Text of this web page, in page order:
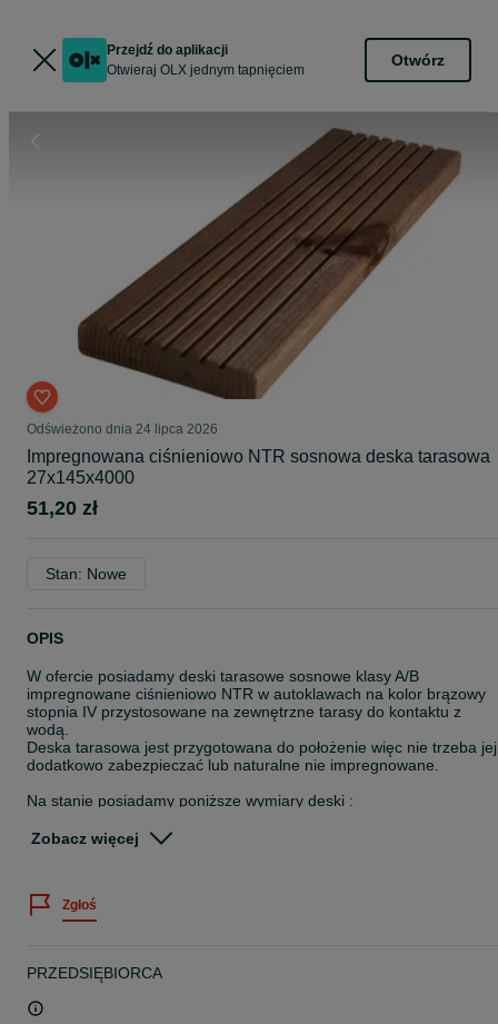
Przejdź do aplikacji
Otwieraj OLX jednym tapnięciem
Otwórz
Odświeżono dnia 24 lipca 2026
Impregnowana ciśnieniowo NTR sosnowa deska tarasowa
27x145x4000
51,20 zł
Stan: Nowe
OPIS
W ofercie posiadamy deski tarasowe sosnowe klasy A/B
impregnowane ciśnieniowo NTR w autoklawach na kolor brązowy
stopnia IV przystosowane na zewnętrzne tarasy do kontaktu z
wodą.
Deska tarasowa jest przygotowana do położenie więc nie trzeba jej
dodatkowo zabezpieczać lub naturalne nie impregnowane.
Na stanie posiadamy poniższe wymiary deski :
22x120x4000
26x120x3000
27x145x3000
deskaprojekt.pl , gdzie znajdą Państwo deski elewacyjne ,kantówki
Zobacz więcej
Zgłoś
PRZEDSIĘBIORCA